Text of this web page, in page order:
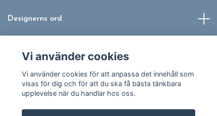
Designerns ord
Sociala medier
Vi använder cookies
Vi använder cookies för att anpassa det innehåll som
visas för dig och för att du ska få bästa tänkbara
upplevelse när du handlar hos oss.